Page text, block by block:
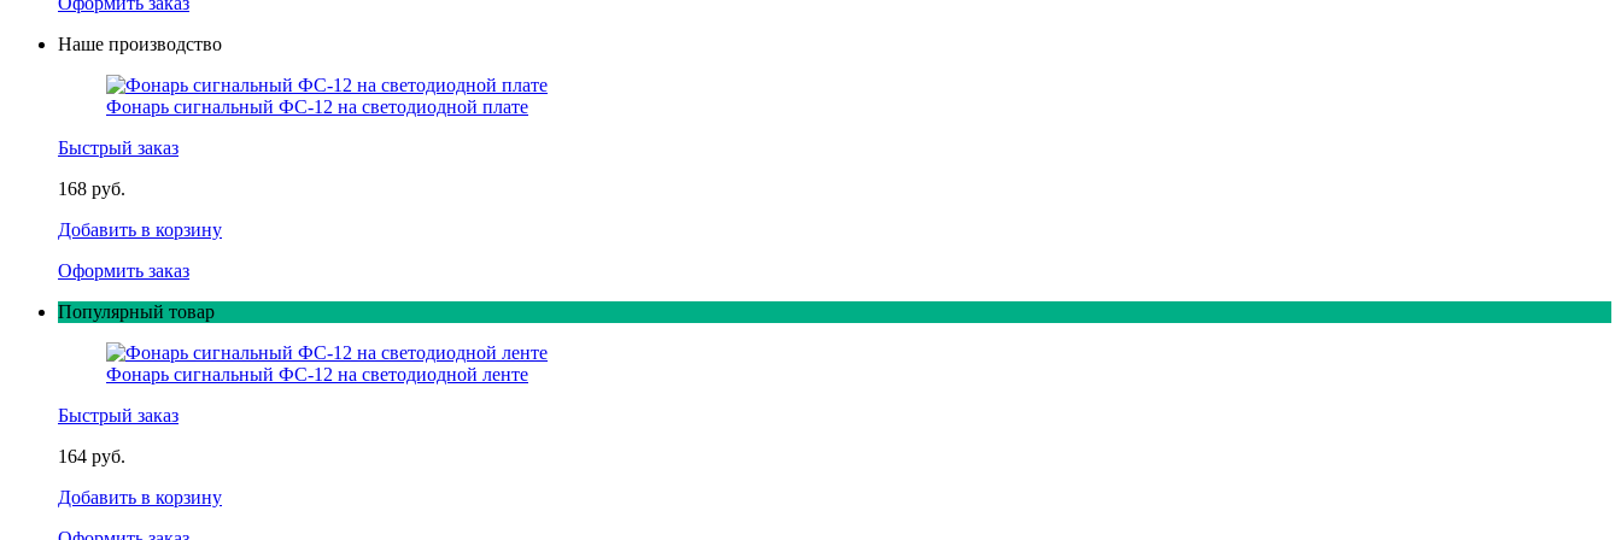
Наше производство
Фонарь сигнальный ФС-12 на светодиодной плате
Быстрый заказ
168 руб.
Добавить в корзину
Оформить заказ
Популярный товар
Фонарь сигнальный ФС-12 на светодиодной ленте
Быстрый заказ
164 руб.
Добавить в корзину